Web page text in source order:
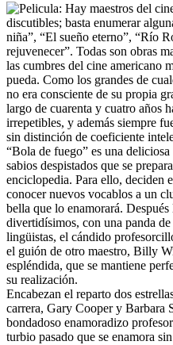
Hay maestros del
discutibles; basta enumerar
niña”, “El sueño eterno”, “Río
rejuvenecer”. Todas son obras
las cumbres del cine americano
pueda. Como los grandes de
no era consciente de su propia
largo de cuarenta y cuatro años
irrepetibles, y además siempre
sin distinción de coeficiente
“Bola de fuego” es una
sabios despistados que se
enciclopedia. Para ello, deciden
conocer nuevos vocablos a un
bella que lo enamorará.
divertidísimos, con una panda
lingüistas, el cándido
el guión de otro maestro, Billy
espléndida, que se mantiene
su realización.
Encabezan el reparto dos
carrera, Gary Cooper y Barbara
bondadoso enamoradizo
turbio pasado que se enamora